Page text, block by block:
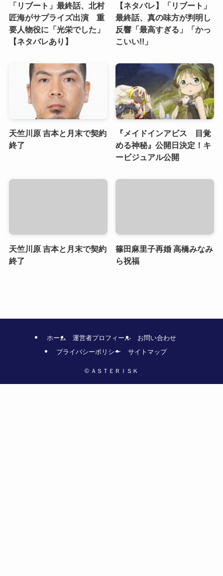
「リブート」最終話、北村
匠海がサプライズ出演 重
要人物役に「光栄でした」
【ネタバレあり】
【ネタバレ】「リブート」
最終話、真の味方が判明し
反響「最高すぎる」「かっ
こいい!!」
天竺川原 吉本と月末で契約
終了
『メイドインアビス 目覚
める神秘』公開日決定！キ
ービジュアル公開
天竺川原 吉本と月末で契約
終了
篠田麻里子再婚 高橋みなみ
ら祝福
ホーム 運営者プロフィール
お問い合わせ
プライバシーポリシー
サイトマップ
© ＡＳＴＥＲＩＳＫ